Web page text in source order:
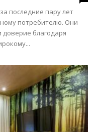
последние пару лет
потребителю. Они
благодаря